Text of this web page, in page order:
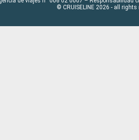
© CRUISELINE 2026 - all rights